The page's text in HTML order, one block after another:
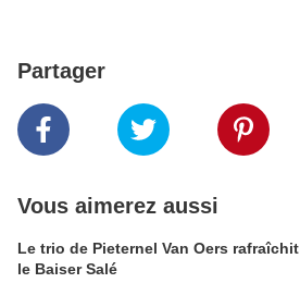
Partager
Vous aimerez aussi
Le trio de Pieternel Van Oers rafraîchit
le Baiser Salé